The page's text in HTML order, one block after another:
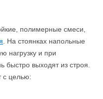
полимерные смеси,
. На стоянках напольные
нагрузку и при
быстро выходят из строя.
с целью: